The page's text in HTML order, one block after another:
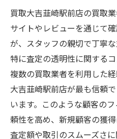
買取大吉韮崎駅前店の買取
サイトやレビューを通じて
が、スタッフの親切で丁寧
特に査定の透明性に関する
複数の買取業者を利用した
大吉韮崎駅前店が最も信頼
います。このような顧客の
頼性を高め、新規顧客の獲
査定額や取引のスムーズさ